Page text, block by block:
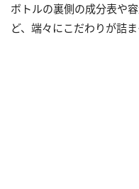
ボトルの裏側の成分表や
ど、端々にこだわりが詰ま